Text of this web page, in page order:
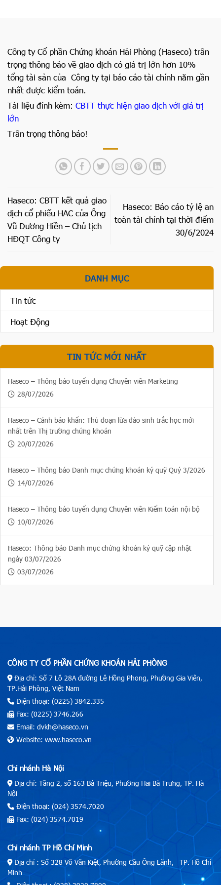
Công ty Cổ phần Chứng khoán Hải Phòng (Haseco) trân
trọng thông báo về giao dịch có giá trị lớn hơn 10%
tổng tài sản của Công ty tại báo cáo tài chính năm gần
nhất được kiểm toán.
Tài liệu đính kèm: CBTT thực hiện giao dịch với giá trị
lớn
Trân trọng thông báo!
Haseco: CBTT kết quả giao
dịch cổ phiếu HAC của Ông
Vũ Dương Hiền – Chủ tịch
HĐQT Công ty
Haseco: Báo cáo tỷ lệ an
toàn tài chính tại thời điểm
30/6/2024
DANH MỤC
Tin tức
Hoạt Động
TIN TỨC MỚI NHẤT
Haseco – Thông báo tuyển dụng Chuyên viên Marketing
28/07/2026
Haseco – Cảnh báo khẩn: Thủ đoạn lừa đảo sinh trắc học mới
nhất trên Thị trường chứng khoán
20/07/2026
Haseco – Thông báo Danh mục chứng khoán ký quỹ Quý 3/2026
14/07/2026
Haseco – Thông báo tuyển dụng Chuyên viên Kiểm toán nội bộ
10/07/2026
Haseco: Thông báo Danh mục chứng khoán ký quỹ cập nhật
ngày 03/07/2026
03/07/2026
CÔNG TY CỔ PHẦN CHỨNG KHOÁN HẢI PHÒNG
Địa chỉ: Số 7 Lô 28A đường Lê Hồng Phong, Phường Gia Viên,
TP.Hải Phòng, Việt Nam
Điện thoại: (0225) 3842.335
Fax: (0225) 3746.266
Email: dvkh@haseco.vn
Website: www.haseco.vn
Chi nhánh Hà Nội
Địa chỉ: Tầng 2, số 163 Bà Triệu, Phường Hai Bà Trưng, TP. Hà
Nội
Điện thoại: (024) 3574.7020
Fax: (024) 3574.7019
Chi nhánh TP Hồ Chí Minh
Địa chỉ : Số 328 Võ Văn Kiệt, Phường Cầu Ông Lãnh, TP. Hồ Chí
Minh